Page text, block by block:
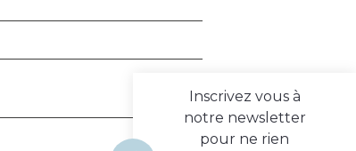
Inscrivez vous à
notre newsletter
pour ne rien